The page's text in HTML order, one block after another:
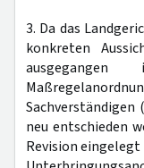
3. Da das
konkreten
Sachverständigen
neu entschieden
Revision